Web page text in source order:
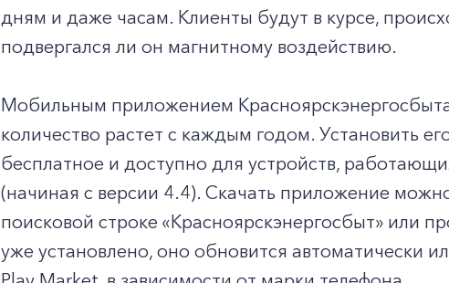
дням и даже часам. Клиенты будут в курсе,
подвергался ли он магнитному воздействию.
Мобильным приложением
количество растет с каждым годом. Установить
бесплатное и доступно для устройств,
(начиная с версии 4.4). Скачать приложение
поисковой строке «Красноярскэнергосбыт» или
уже установлено, оно обновится автоматически